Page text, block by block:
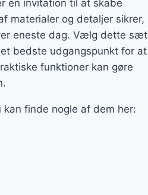
en invitation til at skabe
materialer og detaljer sikrer,
eneste dag. Vælg dette
bedste udgangspunkt for
funktioner kan gøre
finde nogle af dem her: